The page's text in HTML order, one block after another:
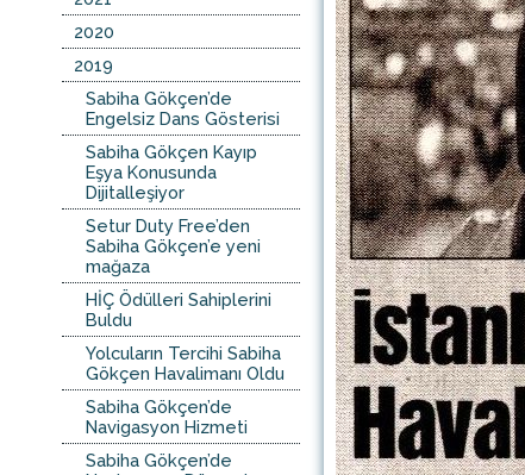
2020
2019
Sabiha Gökçen’de
Engelsiz Dans Gösterisi
Sabiha Gökçen Kayıp
Eşya Konusunda
Dijitalleşiyor
Setur Duty Free’den
Sabiha Gökçen’e yeni
mağaza
HİÇ Ödülleri Sahiplerini
Buldu
Yolcuların Tercihi Sabiha
Gökçen Havalimanı Oldu
Sabiha Gökçen’de
Navigasyon Hizmeti
Sabiha Gökçen’de